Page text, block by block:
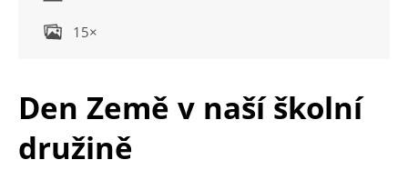
15×
Den Země v naší školní
družině